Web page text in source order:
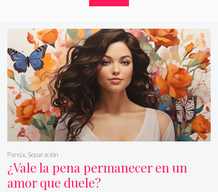
¿Vale la pena permanecer en un
amor que duele?
Pareja, Separación